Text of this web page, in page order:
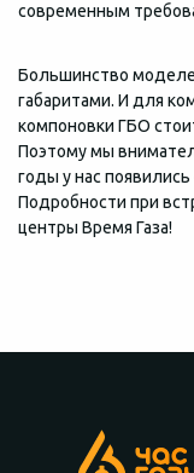
современным
Большинство
габаритами. И для
компоновки ГБО
Поэтому мы
годы у нас
Подробности при
центры Время Газа!